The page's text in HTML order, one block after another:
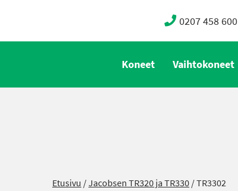
0207 458 600
Koneet Vaihtokoneet
Etusivu /Jacobsen TR320 ja TR330/TR3302